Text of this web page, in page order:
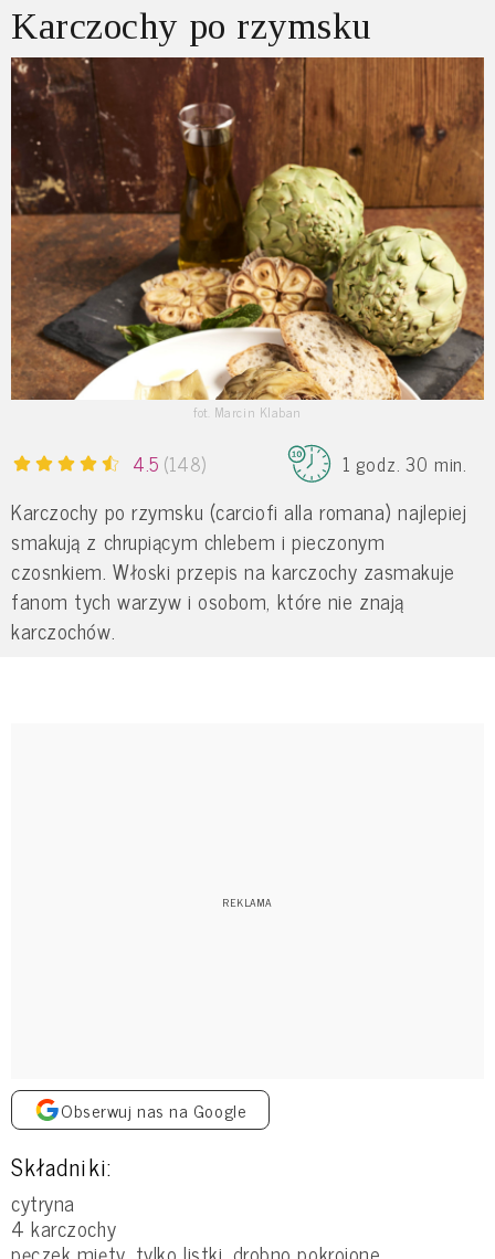
Karczochy po rzymsku
fot. Marcin Klaban
4.5 (148) 1 godz. 30 min.
Karczochy po rzymsku (carciofi alla romana) najlepiej
smakują z chrupiącym chlebem i pieczonym
czosnkiem. Włoski przepis na karczochy zasmakuje
fanom tych warzyw i osobom, które nie znają
karczochów.
Obserwuj nas na Google
Składniki:
cytryna
4 karczochy